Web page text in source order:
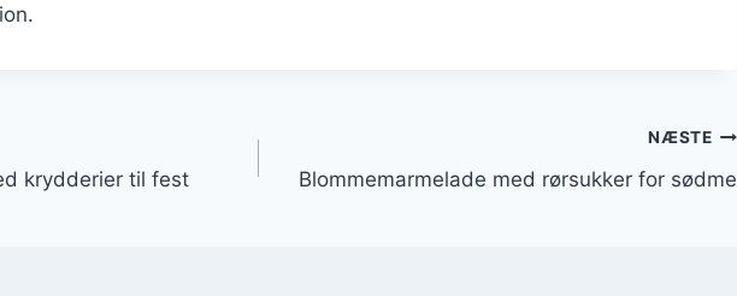
krydderier til fest
NÆSTE
Blommemarmelade med rørsukker for sødme